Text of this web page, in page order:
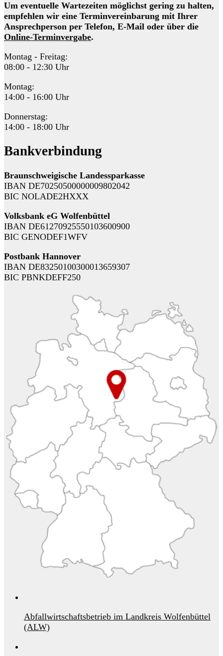
Um eventuelle Wartezeiten möglichst gering zu halten,
empfehlen wir eine Terminvereinbarung mit Ihrer
Ansprechperson per Telefon, E-Mail oder über die
Online-Terminvergabe.
Montag - Freitag:
08:00 - 12:30 Uhr
Montag:
14:00 - 16:00 Uhr
Donnerstag:
14:00 - 18:00 Uhr
Bankverbindung
Braunschweigische Landessparkasse
IBAN DE70250500000009802042
BIC NOLADE2HXXX
Volksbank eG Wolfenbüttel
IBAN DE61270925550103600900
BIC GENODEF1WFV
Postbank Hannover
IBAN DE83250100300013659307
BIC PBNKDEFF250
Abfallwirtschaftsbetrieb im Landkreis Wolfenbüttel
(ALW)